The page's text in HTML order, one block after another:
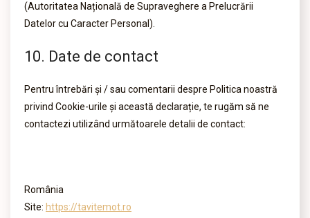
(Autoritatea Națională de Supraveghere a Prelucrării
Datelor cu Caracter Personal).
10. Date de contact
Pentru întrebări și / sau comentarii despre Politica noastră
privind Cookie-urile și această declarație, te rugăm să ne
contactezi utilizând următoarele detalii de contact:
România
Site: https://tavitemot.ro